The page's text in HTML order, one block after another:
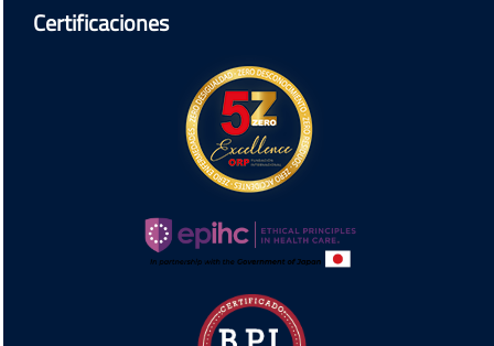
Certificaciones